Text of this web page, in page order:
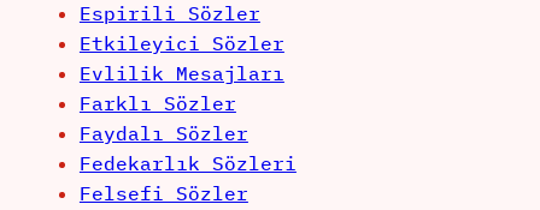
Espirili Sözler
Etkileyici Sözler
Evlilik Mesajları
Farklı Sözler
Faydalı Sözler
Fedekarlık Sözleri
Felsefi Sözler